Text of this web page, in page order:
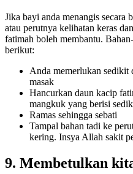
Jika bayi anda menangis secara
atau perutnya kelihatan keras
fatimah boleh membantu.
berikut:
Anda memerlukan sedikit
masak
Hancurkan daun kacip
mangkuk yang berisi
Ramas sehingga sebati
Tampal bahan tadi ke
kering. Insya Allah sakit
9. Membetulkan